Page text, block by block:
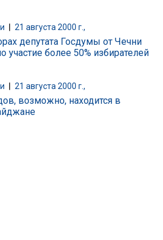
21 августа 2000 г.,
депутата Госдумы от Чечни
участие более 50% избирателей
21 августа 2000 г.,
возможно, находится в